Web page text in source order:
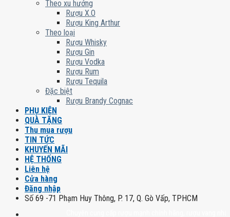
Theo xu hướng
Rượu X.O
Rượu King Arthur
Theo loại
Rượu Whisky
Rượu Gin
Rượu Vodka
Rượu Rum
Rượu Tequila
Đặc biệt
Rượu Brandy Cognac
PHỤ KIỆN
QUÀ TẶNG
Thu mua rượu
TIN TỨC
KHUYẾN MÃI
HỆ THỐNG
Liên hệ
Cửa hàng
Đăng nhập
Số 69 -71 Phạm Huy Thông, P. 17, Q. Gò Vấp, TPHCM